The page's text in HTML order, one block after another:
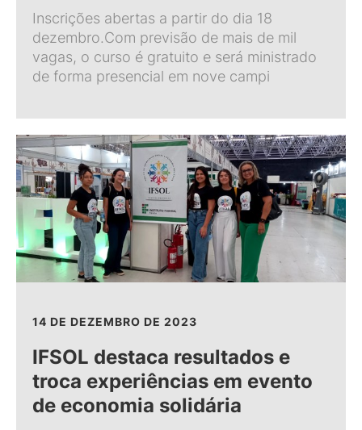
Inscrições abertas a partir do dia 18
dezembro.Com previsão de mais de mil
vagas, o curso é gratuito e será ministrado
de forma presencial em nove campi
14 DE DEZEMBRO DE 2023
IFSOL destaca resultados e
troca experiências em evento
de economia solidária